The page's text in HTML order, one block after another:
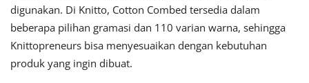
digunakan. Di Knitto, Cotton Combed tersedia dalam
beberapa pilihan gramasi dan 110 varian warna, sehingga
Knittopreneurs bisa menyesuaikan dengan kebutuhan
produk yang ingin dibuat.